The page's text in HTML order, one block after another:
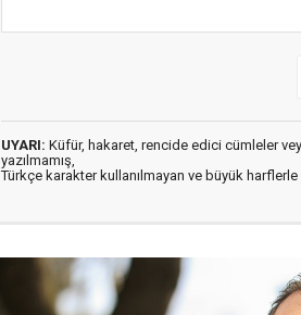
UYARI: Küfür, hakaret, rencide edici cümleler
yazılmamış,
Türkçe karakter kullanılmayan ve büyük